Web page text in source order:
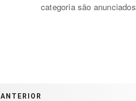
categoria são
ANTERIOR